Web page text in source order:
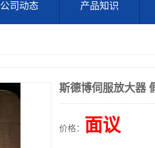
公司动态 产品知识
斯德博伺服放大器
价格： 面议